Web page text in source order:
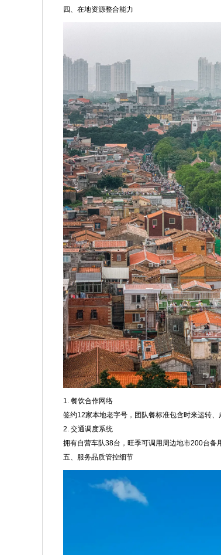
四、在地资源整合能力
1. 餐饮合作网络
签约12家本地老字号，团队餐标准包含时来运转、
2. 交通调度系统
拥有自营车队38台，旺季可调用周边地市200台备
五、服务品质管控细节